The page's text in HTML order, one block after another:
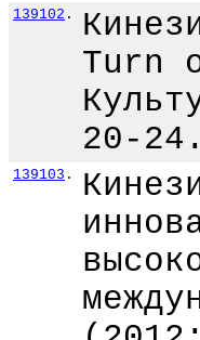
139102 .
Turn
20-24.
139103 .